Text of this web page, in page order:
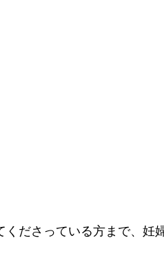
ださっている方まで、妊